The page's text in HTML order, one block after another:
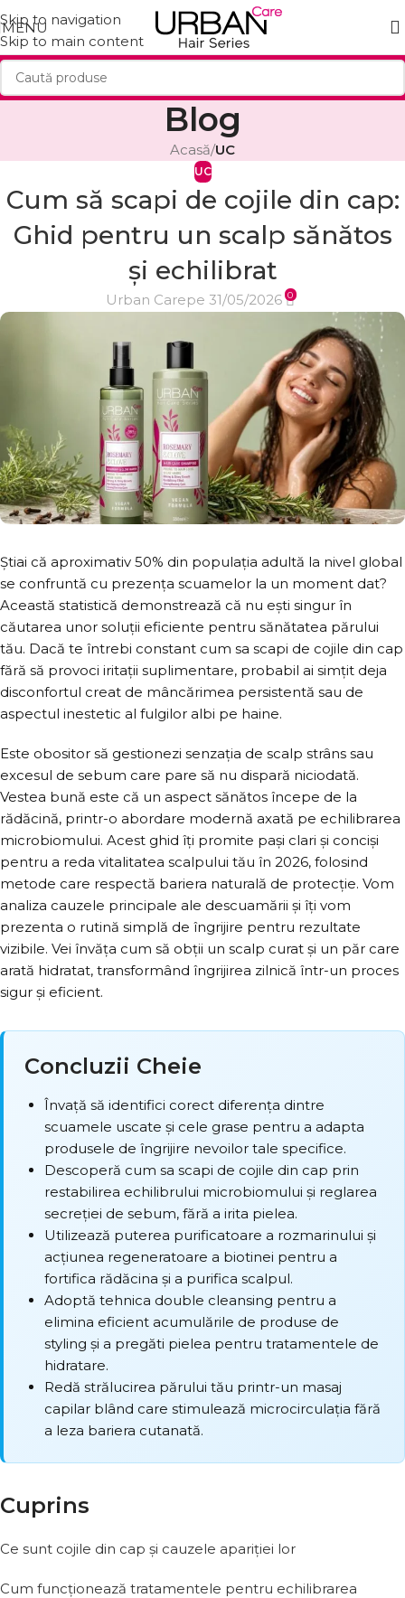
Skip to navigation
Skip to main content
MENU
Blog
Acasă/UC
UC
Cum să scapi de cojile din cap:
Ghid pentru un scalp sănătos
și echilibrat
Urban Carepe 31/05/2026 0
Știai că aproximativ 50% din populația adultă la nivel global
se confruntă cu prezența scuamelor la un moment dat?
Această statistică demonstrează că nu ești singur în
căutarea unor soluții eficiente pentru sănătatea părului
tău. Dacă te întrebi constant cum sa scapi de cojile din cap
fără să provoci iritații suplimentare, probabil ai simțit deja
disconfortul creat de mâncărimea persistentă sau de
aspectul inestetic al fulgilor albi pe haine.
Este obositor să gestionezi senzația de scalp strâns sau
excesul de sebum care pare să nu dispară niciodată.
Vestea bună este că un aspect sănătos începe de la
rădăcină, printr-o abordare modernă axată pe echilibrarea
microbiomului. Acest ghid îți promite pași clari și conciși
pentru a reda vitalitatea scalpului tău în 2026, folosind
metode care respectă bariera naturală de protecție. Vom
analiza cauzele principale ale descuamării și îți vom
prezenta o rutină simplă de îngrijire pentru rezultate
vizibile. Vei învăța cum să obții un scalp curat și un păr care
arată hidratat, transformând îngrijirea zilnică într-un proces
sigur și eficient.
Concluzii Cheie
Învață să identifici corect diferența dintre
scuamele uscate și cele grase pentru a adapta
produsele de îngrijire nevoilor tale specifice.
Descoperă cum sa scapi de cojile din cap prin
restabilirea echilibrului microbiomului și reglarea
secreției de sebum, fără a irita pielea.
Utilizează puterea purificatoare a rozmarinului și
acțiunea regeneratoare a biotinei pentru a
fortifica rădăcina și a purifica scalpul.
Adoptă tehnica double cleansing pentru a
elimina eficient acumulările de produse de
styling și a pregăti pielea pentru tratamentele de
hidratare.
Redă strălucirea părului tău printr-un masaj
capilar blând care stimulează microcirculația fără
a leza bariera cutanată.
Cuprins
Ce sunt cojile din cap și cauzele apariției lor
Cum funcționează tratamentele pentru echilibrarea